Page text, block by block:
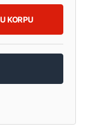
KORPU